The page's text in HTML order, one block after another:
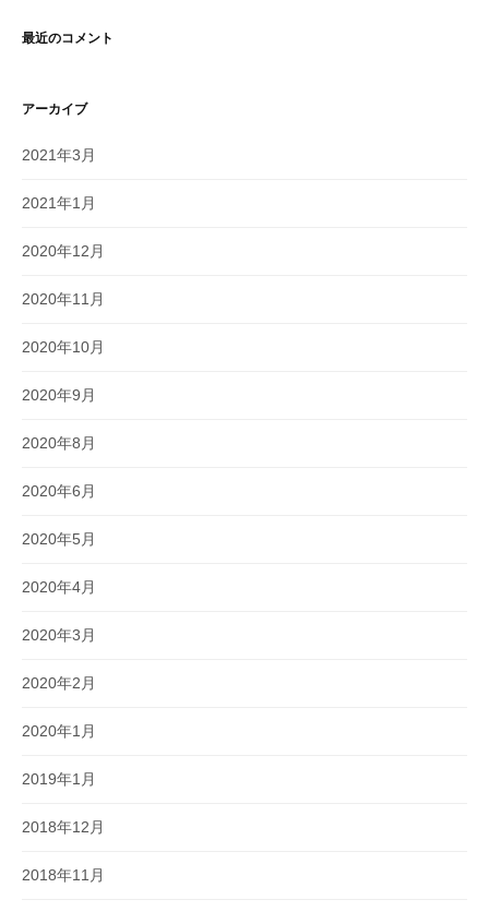
最近のコメント
アーカイブ
2021年3月
2021年1月
2020年12月
2020年11月
2020年10月
2020年9月
2020年8月
2020年6月
2020年5月
2020年4月
2020年3月
2020年2月
2020年1月
2019年1月
2018年12月
2018年11月